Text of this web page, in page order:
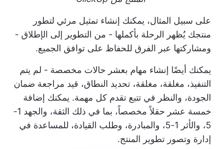
على سبيل المثال، يمكنك إنشاء تمثيل مرئي لتطور
منتجك يُظهر الرحلة بأكملها - من التطوير إلى الإطلاق -
ومشاركتها عبر الفرق للحفاظ على توافق الجميع.
يمكنك أيضًا إنشاء مهام بعشر حالات مخصصة - لم يتم
التنفيذ، مغلقة، مغلقة، تحديد النطاق، قيد مراجعة ضمان
الجودة، والنظر في تتبع تقدم كل مهمة. يمكنك إضافة
خمسة عشر حقلاً مخصصاً، بما في ذلك الثقة، والجهد 1-
5، والأثر 1-5، والمبادرة، وطلب القيادة، للمساعدة في
إدارة وتصور تطوير المنتج.